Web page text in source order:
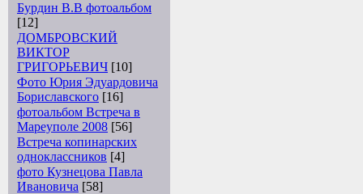
Бурдин В.В фотоальбом
[12]
ДОМБРОВСКИЙ
ВИКТОР
ГРИГОРЬЕВИЧ [10]
Фото Юрия Эдуардовича
Бориславского [16]
фотоальбом Встреча в
Мареуполе 2008 [56]
Встреча копинарских
одноклассников [4]
фото Кузнецова Павла
Ивановича [58]